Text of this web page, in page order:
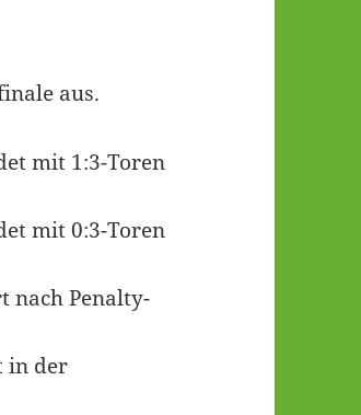
aus.
mit 1:3-Toren
mit 0:3-Toren
nach Penalty-
in der